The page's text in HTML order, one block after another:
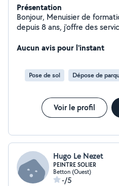
Présentation
Bonjour, Menuisier de formation et a mon compte
depuis 8 ans, j'offre des
et ponçage de parquets avec
construction de carports ou
charpentes ) ainsi que des
serais heureux de vs
Aucun avis pour l'instant
Pose de sol Dépose de
Voir le profil
Hugo Le Nezet
PEINTRE SOLIER
Betton (Ouest)
-/5